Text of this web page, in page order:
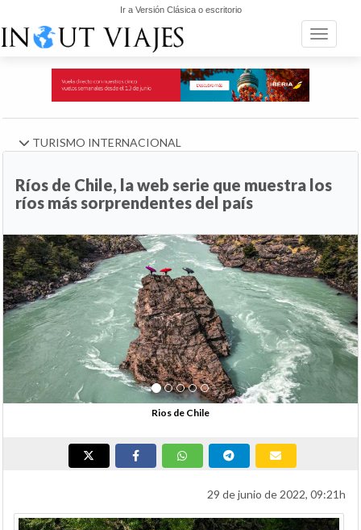
Ir a Versión Clásica o escritorio
Toggle
TURISMO INTERNACIONAL
Ríos de Chile, la web serie que muestra los
ríos más sorprendentes del país
Rios de Chile
Anterior
29 de junio de 2022, 09:21h